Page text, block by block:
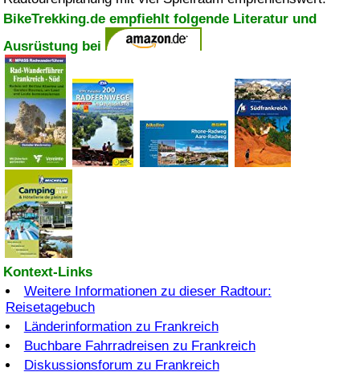
BikeTrekking.de empfiehlt folgende Literatur und
Ausrüstung bei
Kontext-Links
Weitere Informationen zu dieser Radtour:
Reisetagebuch
Länderinformation zu Frankreich
Buchbare Fahrradreisen zu Frankreich
Diskussionsforum zu Frankreich